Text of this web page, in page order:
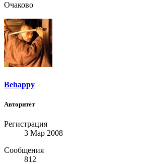
Очаково
Behappy
Авторитет
Регистрация
3 Мар 2008
Сообщения
812